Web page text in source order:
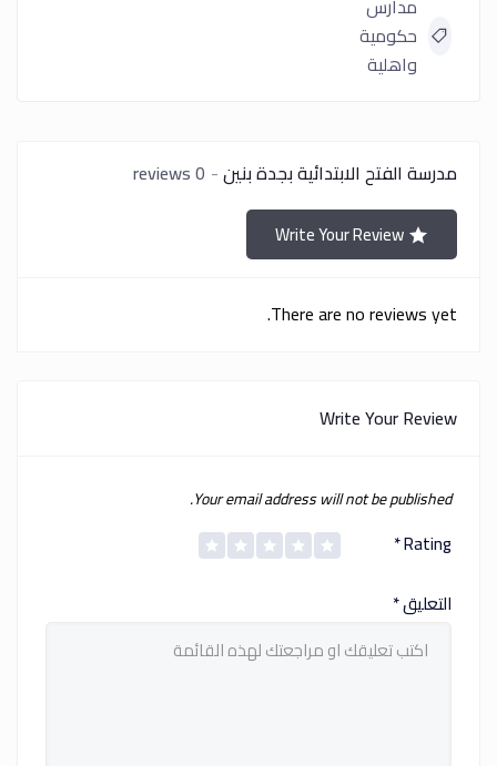
مدارس
حكومية
واهلية
مدرسة الفتح الابتدائية بجدة بنين 0 reviews
Write Your Review
There are no reviews yet.
Write Your Review
Your email address will not be published.
Rating
*
التعليق*